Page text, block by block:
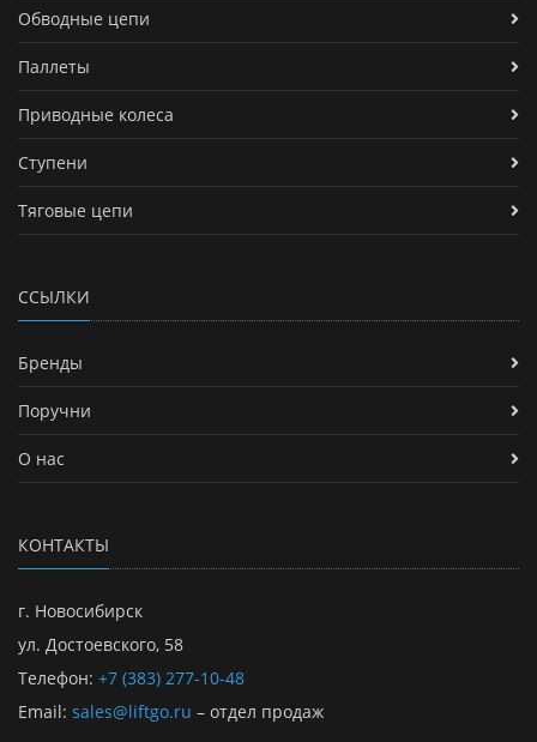
Обводные цепи
Паллеты
Приводные колеса
Ступени
Тяговые цепи
ССЫЛКИ
Бренды
Поручни
О нас
КОНТАКТЫ
г. Новосибирск
ул. Достоевского, 58
Телефон: +7 (383) 277-10-48
Email: sales@liftgo.ru – отдел продаж